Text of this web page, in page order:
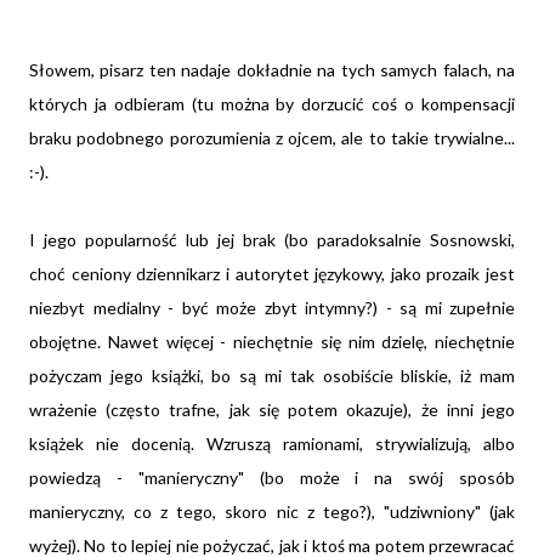
Słowem, pisarz ten nadaje dokładnie na tych samych falach, na
których ja odbieram (tu można by dorzucić coś o kompensacji
braku podobnego porozumienia z ojcem, ale to takie trywialne...
:-).
I jego popularność lub jej brak (bo paradoksalnie Sosnowski,
choć ceniony dziennikarz i autorytet językowy, jako prozaik jest
niezbyt medialny - być może zbyt intymny?) - są mi zupełnie
obojętne. Nawet więcej - niechętnie się nim dzielę, niechętnie
pożyczam jego książki, bo są mi tak osobiście bliskie, iż mam
wrażenie (często trafne, jak się potem okazuje), że inni jego
książek nie docenią. Wzruszą ramionami, strywializują, albo
powiedzą - "manieryczny" (bo może i na swój sposób
manieryczny, co z tego, skoro nic z tego?), "udziwniony" (jak
wyżej). No to lepiej nie pożyczać, jak i ktoś ma potem przewracać